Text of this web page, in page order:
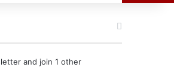
and join 1 other